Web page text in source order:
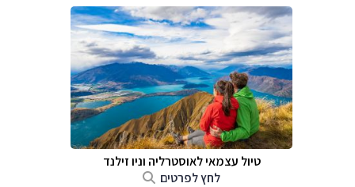
טיול עצמאי לאוסטרליה וניו זילנד
לחץ לפרטים